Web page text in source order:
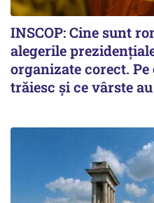
INSCOP: Cine sunt
alegerile
organizate corect.
trăiesc și ce vârste au